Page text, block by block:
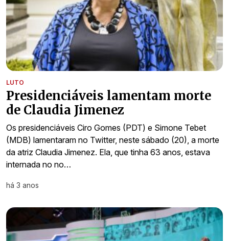
LUTO
Presidenciáveis lamentam morte
de Claudia Jimenez
Os presidenciáveis Ciro Gomes (PDT) e Simone Tebet
(MDB) lamentaram no Twitter, neste sábado (20), a morte
da atriz Claudia Jimenez. Ela, que tinha 63 anos, estava
internada no no…
há 3 anos